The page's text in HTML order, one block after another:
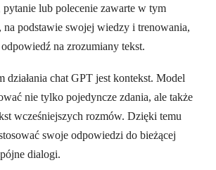
pytanie lub polecenie zawarte w tym
na podstawie swojej wiedzy i trenowania,
na zrozumiany tekst.
działania chat GPT jest kontekst. Model
nie tylko pojedyncze zdania, ale także
wcześniejszych rozmów. Dzięki temu
swoje odpowiedzi do bieżącej
dialogi.